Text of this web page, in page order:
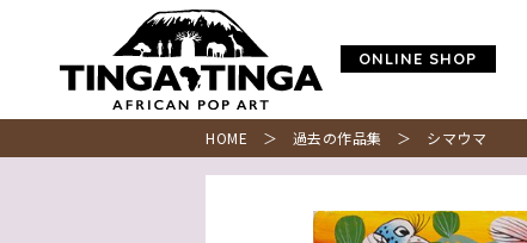
ONLINE SHOP
HOME ＞ 過去の作品集 ＞ シマウマ